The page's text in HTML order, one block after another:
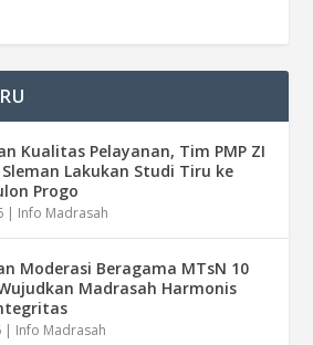
Kualitas Pelayanan, Tim PMP ZI
Sleman Lakukan Studi Tiru ke
Progo
| Info Madrasah
Moderasi Beragama MTsN 10
Madrasah Harmonis
| Info Madrasah